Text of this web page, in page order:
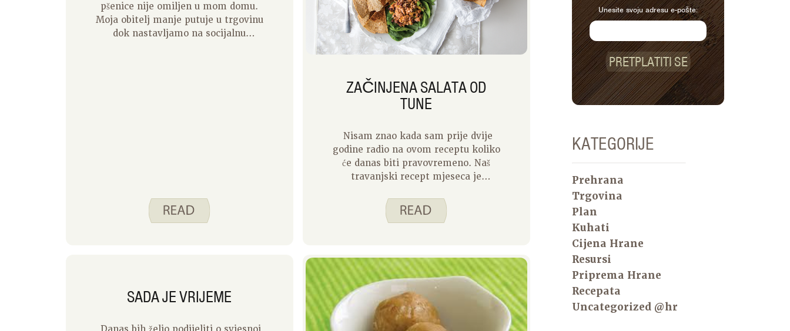
pšenice nije omiljen u mom domu.
Moja obitelj manje putuje u trgovinu
dok nastavljamo na socijalnu
digne, pecite kruh i poslužite.
ZAČINJENA SALATA OD
TUNE
Nisam znao kada sam prije dvije
godine radio na ovom receptu koliko
će danas biti pravovremeno. Naš
travanjski recept mjeseca je
je posebno koristan jer smo
socijalna distanca i naši odlasci u
stabilnih proteina na policama –
tunu i grah.
SADA JE VRIJEME
Unesite svoju adresu e-pošte:
PRETPLATITI SE
KATEGORIJE
Prehrana
Trgovina
Plan
Kuhati
Cijena Hrane
Resursi
Priprema Hrane
Recepata
Uncategorized @hr